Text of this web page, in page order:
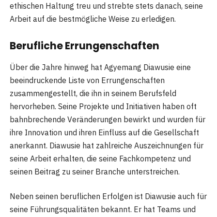
ethischen Haltung treu und strebte stets danach, seine
Arbeit auf die bestmögliche Weise zu erledigen.
Berufliche Errungenschaften
Über die Jahre hinweg hat Agyemang Diawusie eine
beeindruckende Liste von Errungenschaften
zusammengestellt, die ihn in seinem Berufsfeld
hervorheben. Seine Projekte und Initiativen haben oft
bahnbrechende Veränderungen bewirkt und wurden für
ihre Innovation und ihren Einfluss auf die Gesellschaft
anerkannt. Diawusie hat zahlreiche Auszeichnungen für
seine Arbeit erhalten, die seine Fachkompetenz und
seinen Beitrag zu seiner Branche unterstreichen.
Neben seinen beruflichen Erfolgen ist Diawusie auch für
seine Führungsqualitäten bekannt. Er hat Teams und